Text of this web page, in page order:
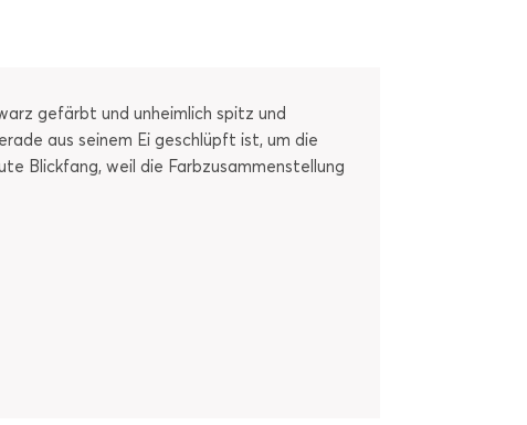
gefärbt und unheimlich spitz und
aus seinem Ei geschlüpft ist, um die
Blickfang, weil die Farbzusammenstellung